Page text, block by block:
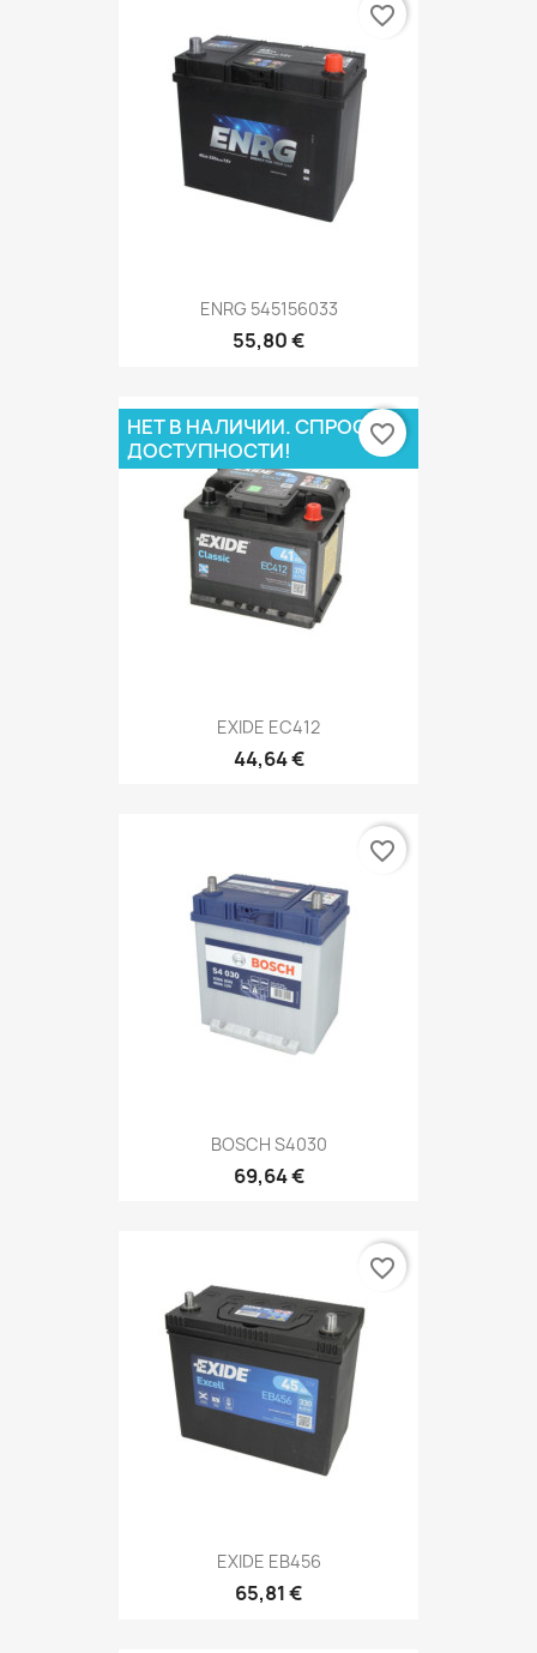
ENRG 545156033
55,80 €
favorite_border
EXIDE EC412
44,64 €
НЕТ В НАЛИЧИИ. СПРОСИ О
ДОСТУПНОСТИ!
favorite_border
BOSCH S4030
69,64 €
favorite_border
EXIDE EB456
65,81 €
favorite_border